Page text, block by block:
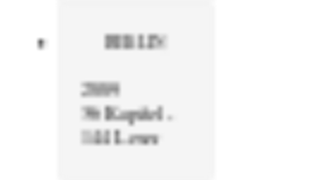
BERLIN
2009
36 Kapitel -
144 Leser